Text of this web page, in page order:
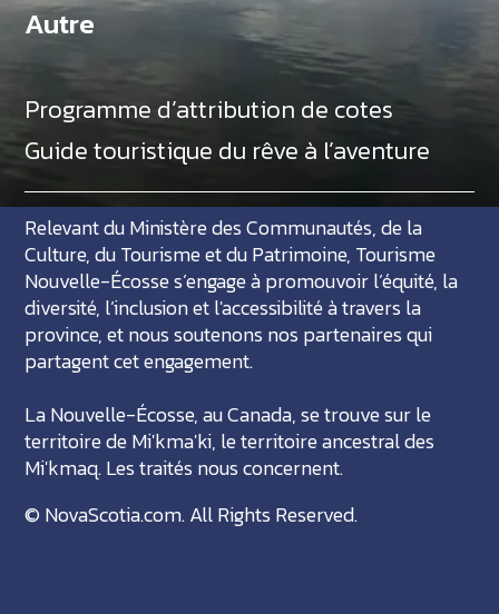
Autre
Programme d’attribution de cotes
Guide touristique du rêve à l’aventure
Relevant du Ministère des Communautés, de la
Culture, du Tourisme et du Patrimoine, Tourisme
Nouvelle-Écosse s’engage à promouvoir l’équité, la
diversité, l’inclusion et l'accessibilité à travers la
province, et nous soutenons nos partenaires qui
partagent cet engagement.
La Nouvelle-Écosse, au Canada, se trouve sur le
territoire de Mi'kma'ki, le territoire ancestral des
Mi'kmaq. Les traités nous concernent.
© NovaScotia.com. All Rights Reserved.